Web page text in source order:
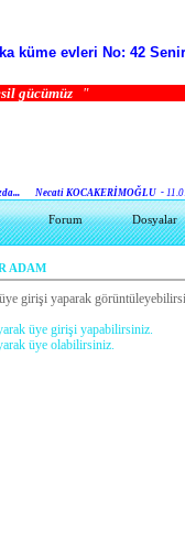
küme evleri No: 42
gücümüz
Necati KOCAKERİMOĞLU -
Forum Dosyalar
ADAM
girişi yaparak
üye girişi yapabilirsiniz.
üye olabilirsiniz.